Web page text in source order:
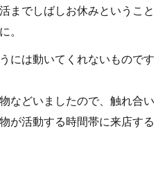
までしばしお休みということ
。
には動いてくれないものです
などいましたので、触れ合い
が活動する時間帯に来店する